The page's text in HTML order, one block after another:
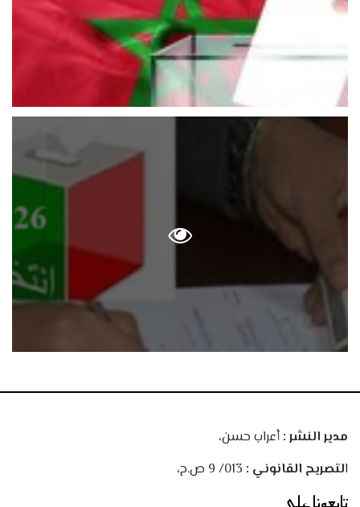
مدير النشر :أعراب حسن،
التصريح القانوني :